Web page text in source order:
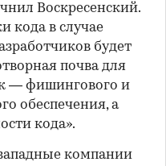
Воскресенский.
кода в случае
будет
почва для
— фишингового и
обеспечения, а
кода».
компании